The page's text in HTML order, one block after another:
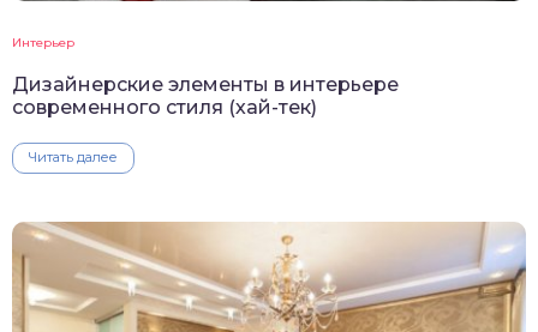
Интерьер
Дизайнерские элементы в интерьере
современного стиля (хай-тек)
Читать далее